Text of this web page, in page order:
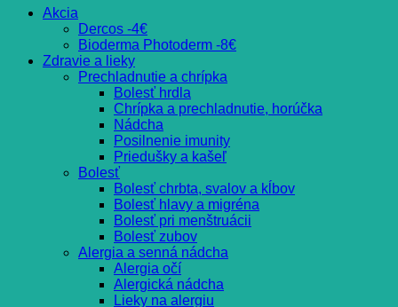
Akcia
Dercos -4€
Bioderma Photoderm -8€
Zdravie a lieky
Prechladnutie a chrípka
Bolesť hrdla
Chrípka a prechladnutie, horúčka
Nádcha
Posilnenie imunity
Priedušky a kašeľ
Bolesť
Bolesť chrbta, svalov a kĺbov
Bolesť hlavy a migréna
Bolesť pri menštruácii
Bolesť zubov
Alergia a senná nádcha
Alergia očí
Alergická nádcha
Lieky na alergiu